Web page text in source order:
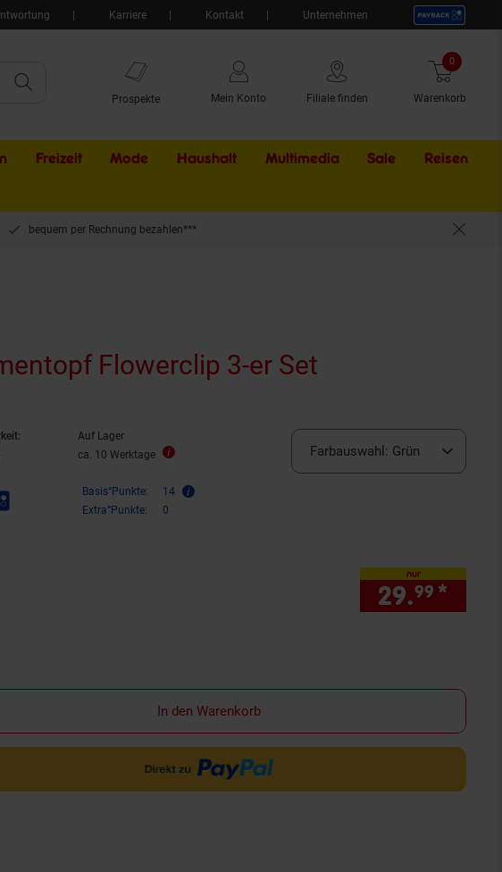
Karriere Kontakt Unternehmen
Prospekte Mein Konto Filiale finden Warenkorb
0 Artikel
Freizeit Mode Haushalt Multimedia Sale Externer
Reisen
bequem per Rechnung bezahlen***
Flowerclip 3-er Set
Auf Lager
ca. 10 Werktage
Basis°Punkte:
14
Extra°Punkte:
0
Farbauswahl: Grün
nur
29.99 *
In den Warenkorb